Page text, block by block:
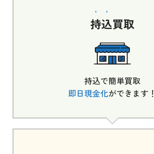
持込買取
持込で簡単買取
即日現金化ができます！